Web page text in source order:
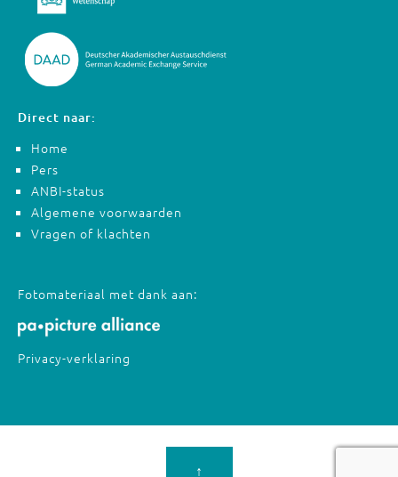
Direct naar:
Home
Pers
ANBI-status
Algemene voorwaarden
Vragen of klachten
Fotomateriaal met dank aan:
Privacy-verklaring
↑